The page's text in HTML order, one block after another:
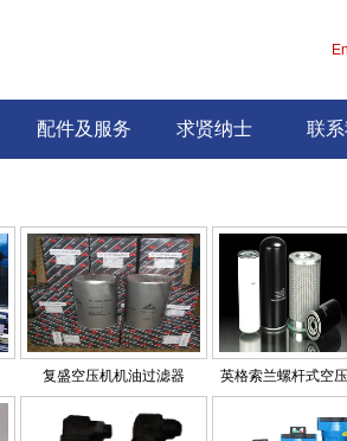
联
求贤纳士
配件及服务
复盛空压机机油过滤器 英格索兰螺杆式空